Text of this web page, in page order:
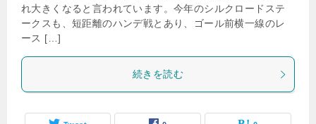
れ大きくなると言われています。今年のシルクロードステ
ークスも、短距離のハンデ戦とあり、ゴール前横一線のレ
ース […]
続きを読む